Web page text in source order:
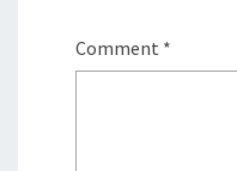
Comment *